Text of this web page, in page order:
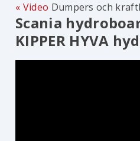
Video Dumpers och
Scania
KIPPER HYVA